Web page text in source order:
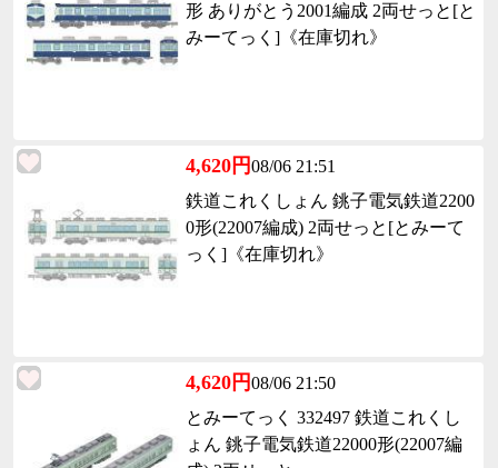
形 ありがとう2001編成 2両せっと[と
みーてっく]《在庫切れ》
4,620円08/06 21:51
鉄道これくしょん 銚子電気鉄道2200
0形(22007編成) 2両せっと[とみーて
っく]《在庫切れ》
4,620円08/06 21:50
とみーてっく 332497 鉄道これくし
ょん 銚子電気鉄道22000形(22007編